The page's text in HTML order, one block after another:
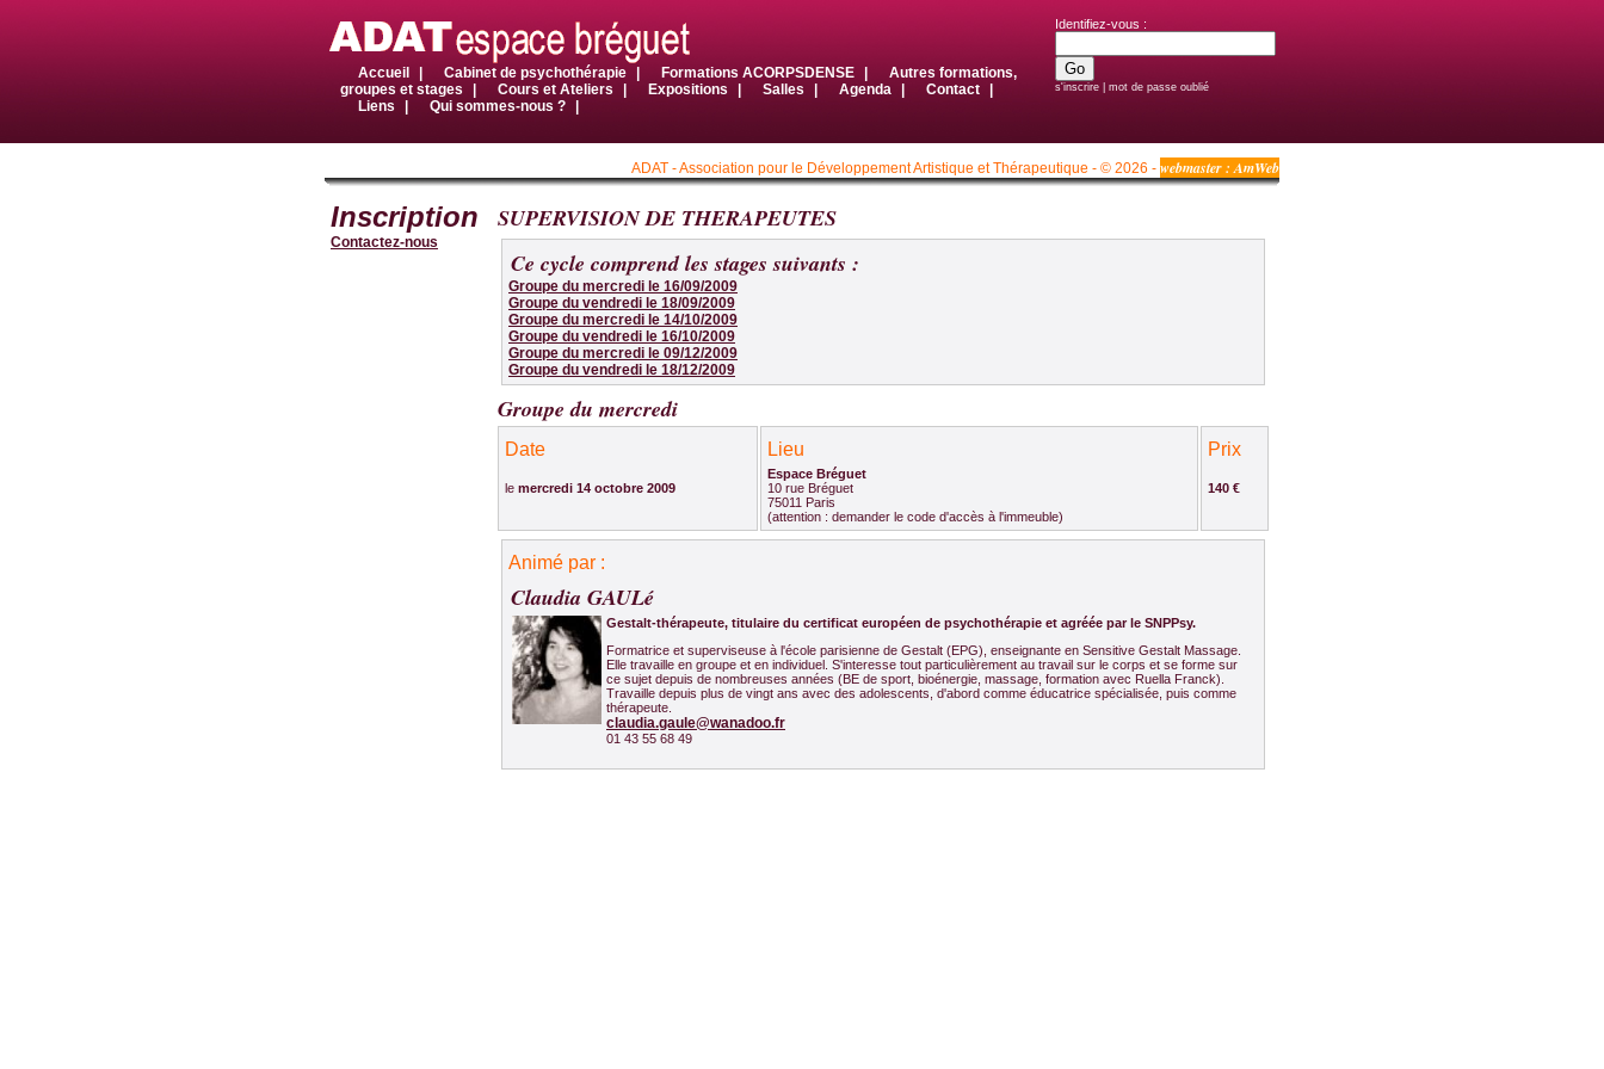
Accueil Cabinet de psychothérapie Formations ACORPSDENSE
Autres formations,
groupes et stages
Cours et Ateliers Expositions Salles Agenda Contact
Liens
Qui sommes-nous ?
Identifiez-vous :
s'inscrire mot de passe oublié
ADAT - Association pour le Développement Artistique et Thérapeutique - © 2026 - webmaster : AmWeb
Inscription
Contactez-nous
SUPERVISION DE THERAPEUTES
Ce cycle comprend les stages suivants :
Groupe du mercredi le 16/09/2009
Groupe du vendredi le 18/09/2009
Groupe du mercredi le 14/10/2009
Groupe du vendredi le 16/10/2009
Groupe du mercredi le 09/12/2009
Groupe du vendredi le 18/12/2009
Groupe du mercredi
Date
le mercredi 14 octobre 2009
Lieu
Espace Bréguet
10 rue Bréguet
75011 Paris
(attention : demander le code d'accès à l'immeuble)
Prix
140 €
Animé par :
Claudia GAULé
Gestalt-thérapeute, titulaire du certificat européen de psychothérapie et agréée par le SNPPsy.
Formatrice et superviseuse à l'école parisienne de Gestalt (EPG), enseignante en Sensitive Gestalt Massage.
Elle travaille en groupe et en individuel. S'interesse tout particulièrement au travail sur le corps et se forme sur
ce sujet depuis de nombreuses années (BE de sport, bioénergie, massage, formation avec Ruella Franck).
Travaille depuis plus de vingt ans avec des adolescents, d'abord comme éducatrice spécialisée, puis comme
thérapeute.
claudia.gaule@wanadoo.fr
01 43 55 68 49